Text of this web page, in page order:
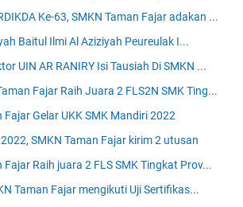
Ke-63, SMKN Taman Fajar adakan ...
Baitul Ilmi Al Aziziyah Peureulak I...
UIN AR RANIRY Isi Tausiah Di SMKN ...
Fajar Raih Juara 2 FLS2N SMK Ting...
Fajar Gelar UKK SMK Mandiri 2022
2022, SMKN Taman Fajar kirim 2 utusan
Fajar Raih juara 2 FLS SMK Tingkat Prov...
Taman Fajar mengikuti Uji Sertifikas...